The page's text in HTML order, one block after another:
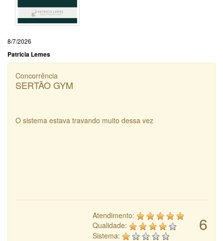
8/7/2026
Patricia Lemes
Concorrência
SERTÃO GYM
O sistema estava travando muito dessa vez
6
Atendimento:
Qualidade:
Sistema: